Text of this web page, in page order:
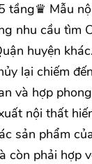
tầng♛ Mẫu
nhu cầu tìm
huyện
lại chiếm
và hợp
nội thất
sản phẩm
còn phải hợp